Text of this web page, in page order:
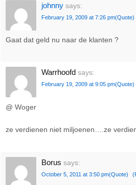
johnny says:
February 19, 2009 at 7:26 pm(Quote)
Gaat dat geld nu naar de klanten ?
Warrhoofd says:
February 19, 2009 at 9:05 pm(Quote)
@ Woger
ze verdienen niet miljoenen….ze
Borus says:
October 5, 2011 at 3:50 pm(Quote)